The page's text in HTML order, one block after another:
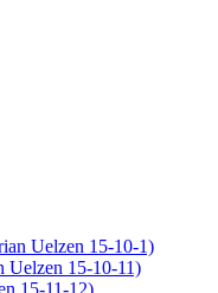
Uelzen 15-10-1)
15-10-11)
15-11-12)